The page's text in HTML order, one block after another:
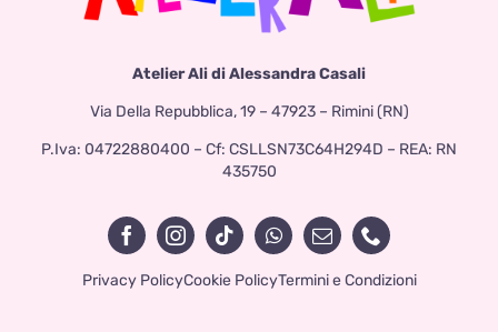
Atelier Ali di Alessandra Casali
Via Della Repubblica, 19 – 47923 – Rimini (RN)
P.Iva: 04722880400 – Cf: CSLLSN73C64H294D – REA: RN
435750
Privacy PolicyCookie PolicyTermini e Condizioni